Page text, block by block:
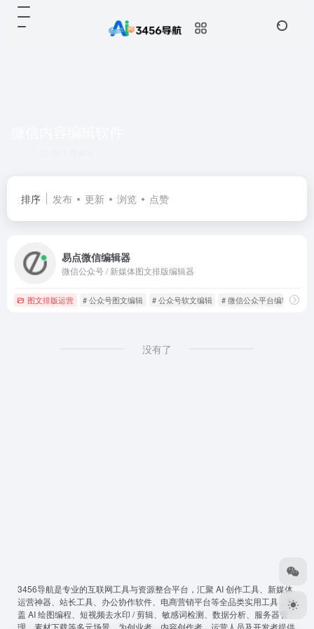
排序 发布 更新 浏览 点赞
易点微信编辑器
微信公众号 / 新媒体图文排版编辑器
图文排版运营 # 公众号图文编辑 # 公众号软文编辑 # 微信公众平台编辑器
没有了
3456导航是专业的互联网工具与资源整合平台，汇聚 AI 创作工具、新媒体
运营神器、站长工具、办公协作软件、电商营销平台等全品类实用工具，覆
盖 AI 绘图编程、短视频去水印 / 剪辑、敏感词检测、数据分析、服务器管
理、素材下载等多元场景，为创业者、内容创作者、运营人员及开发者提供